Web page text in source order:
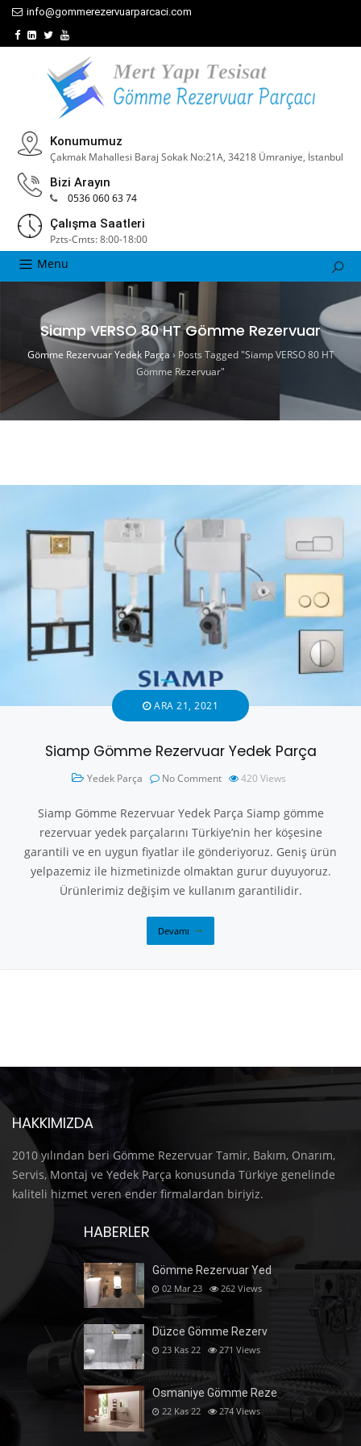
info@gommerezervuarparcaci.com
Konumumuz
Çakmak Mahallesi Baraj Sokak No:21A, 34218 Ümraniye, İstanbul
Bizi Arayın
0536 060 63 74
Çalışma Saatleri
Pzts-Cmts: 8:00-18:00
Menu
Siamp VERSO 80 HT Gömme Rezervuar
Gömme Rezervuar Yedek Parça› Posts Tagged "Siamp VERSO 80 HT
Gömme Rezervuar"
ARA 21, 2021
Siamp Gömme Rezervuar Yedek Parça
Yedek Parça No Comment 420 Views
Siamp Gömme Rezervuar Yedek Parça Siamp gömme
rezervuar yedek parçalarını Türkiye’nin her köşesine
garantili ve en uygun fiyatlar ile gönderiyoruz. Geniş ürün
yelpazemiz ile hizmetinizde olmaktan gurur duyuyoruz.
Ürünlerimiz değişim ve kullanım garantilidir.
Devamı
HAKKIMIZDA
2010 yılından beri Gömme Rezervuar Tamir, Bakım, Onarım,
Servis, Montaj ve Yedek Parça konusunda Türkiye genelinde
kaliteli hizmet veren ender firmalardan biriyiz.
HABERLER
Gömme Rezervuar Yed
02 Mar 23 262 Views
Düzce Gömme Rezerv
23 Kas 22 271 Views
Osmaniye Gömme Reze
22 Kas 22 274 Views